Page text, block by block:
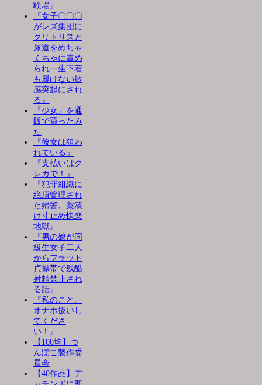
験場』
『女子〇〇〇
がレズ集団に
クリトリスと
尿道をめちゃ
くちゃに責め
られ一生下着
も履けない敏
感突起にされ
る』
『少女』を通
販で買ったみ
た
『彼女は狙わ
れている』
『支払いはク
レカで！』
『犯罪組織に
絶頂管理され
た婦警、薬漬
け寸止め快楽
地獄』
『男の娘が同
級生女子二人
からフラット
貞操帯で残酷
射精禁止され
る話』
『私のこと、
オナホ扱いし
てくださ
い！』
【100均】つ
んぽこ製作委
員会
【40作品】デ